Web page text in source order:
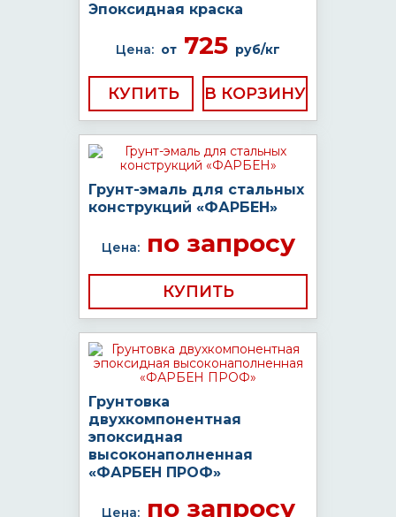
Эпоксидная краска
Цена: от 725 руб/кг
КУПИТЬ
Грунт-эмаль для стальных
конструкций «ФАРБЕН»
Цена:по запросу
КУПИТЬ
Грунтовка
двухкомпонентная
эпоксидная
высоконаполненная
«ФАРБЕН ПРОФ»
Цена:по запросу